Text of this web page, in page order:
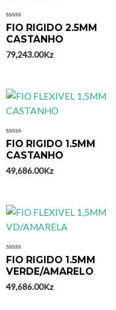
Avaliação
0
de
5
FIO RIGIDO 2.5MM
CASTANHO
79,243.00Kz
Avaliação
0
de
5
FIO RIGIDO 1.5MM
CASTANHO
49,686.00Kz
Avaliação
0
de
5
FIO RIGIDO 1.5MM
VERDE/AMARELO
49,686.00Kz